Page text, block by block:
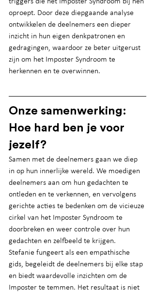
oproept. Door deze diepgaande analyse
ontwikkelen de deelnemers een dieper
inzicht in hun eigen denkpatronen en
gedragingen, waardoor ze beter uitgerust
zijn om het Imposter Syndroom te
herkennen en te overwinnen.
Onze samenwerking:
Hoe hard ben je voor
jezelf?
Samen met de deelnemers gaan we diep
in op hun innerlijke wereld. We moedigen
deelnemers aan om hun gedachten te
ontleden en te verkennen, en vervolgens
gerichte acties te bedenken om de vicieuze
cirkel van het Imposter Syndroom te
doorbreken en weer controle over hun
gedachten en zelfbeeld te krijgen.
Stefanie fungeert als een empathische
gids, begeleidt de deelnemers bij elke stap
en biedt waardevolle inzichten om de
Imposter te temmen. Het resultaat is niet